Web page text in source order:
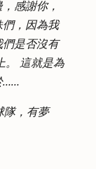
感謝你，
，因為我
是否沒有
。 這就是為
……
隊，有夢